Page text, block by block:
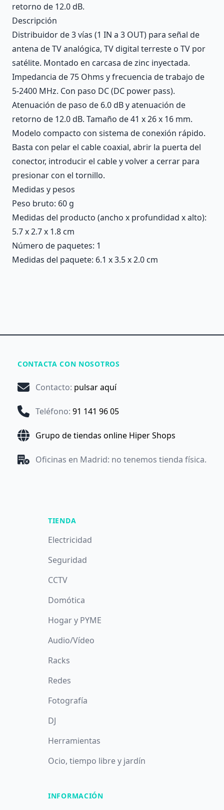
retorno de 12.0 dB.
Descripción
Distribuidor de 3 vías (1 IN a 3 OUT) para señal de
antena de TV analógica, TV digital terreste o TV por
satélite. Montado en carcasa de zinc inyectada.
Impedancia de 75 Ohms y frecuencia de trabajo de
5-2400 MHz. Con paso DC (DC power pass).
Atenuación de paso de 6.0 dB y atenuación de
retorno de 12.0 dB. Tamaño de 41 x 26 x 16 mm.
Modelo compacto con sistema de conexión rápido.
Basta con pelar el cable coaxial, abrir la puerta del
conector, introducir el cable y volver a cerrar para
presionar con el tornillo.
Medidas y pesos
Peso bruto: 60 g
Medidas del producto (ancho x profundidad x alto):
5.7 x 2.7 x 1.8 cm
Número de paquetes: 1
Medidas del paquete: 6.1 x 3.5 x 2.0 cm
CONTACTA CON NOSOTROS
Contacto: pulsar aquí
Teléfono: 91 141 96 05
Grupo de tiendas online Hiper Shops
Oficinas en Madrid: no tenemos tienda física.
TIENDA
Electricidad
Seguridad
CCTV
Domótica
Hogar y PYME
Audio/Vídeo
Racks
Redes
Fotografía
DJ
Herramientas
Ocio, tiempo libre y jardín
INFORMACIÓN